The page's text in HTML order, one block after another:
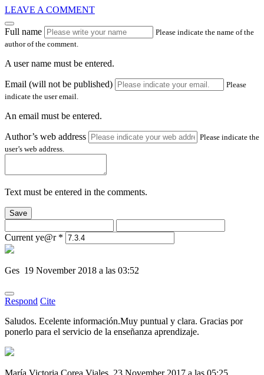
LEAVE A COMMENT
Full name
Please indicate the name of the
author of the comment.
A user name must be entered.
Email (will not be published)
Please
indicate the user email.
An email must be entered.
Author’s web address
Please indicate the
user’s web address.
Text must be entered in the comments.
Save
Current ye@r *
Ges 19 November 2018 a las 03:52
Respond Cite
Saludos. Ecelente información.Muy puntual y clara. Gracias por
ponerlo para el servicio de la enseñanza aprendizaje.